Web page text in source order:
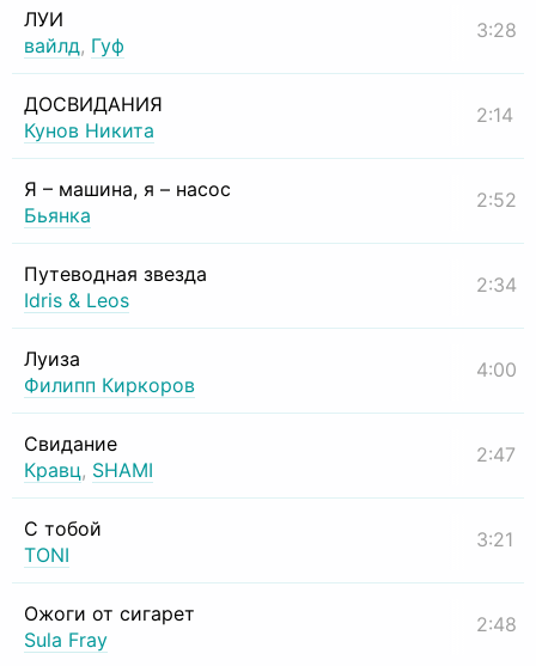
ЛУИ
вайлд, Гуф
3:28
ДОСВИДАНИЯ
Кунов Никита
2:14
Я – машина, я – насос
Бьянка
2:52
Путеводная звезда
Idris & Leos
2:34
Луиза
Филипп Киркоров
4:00
Свидание
Кравц, SHAMI
2:47
С тобой
TONI
3:21
Ожоги от сигарет
Sula Fray
2:48